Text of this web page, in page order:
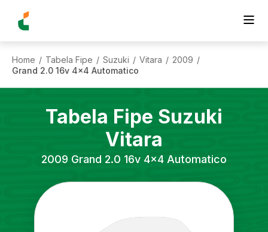
Home / Tabela Fipe / Suzuki / Vitara / 2009 /
Grand 2.0 16v 4x4 Automatico
Tabela Fipe Suzuki
Vitara
2009 Grand 2.0 16v 4x4 Automatico